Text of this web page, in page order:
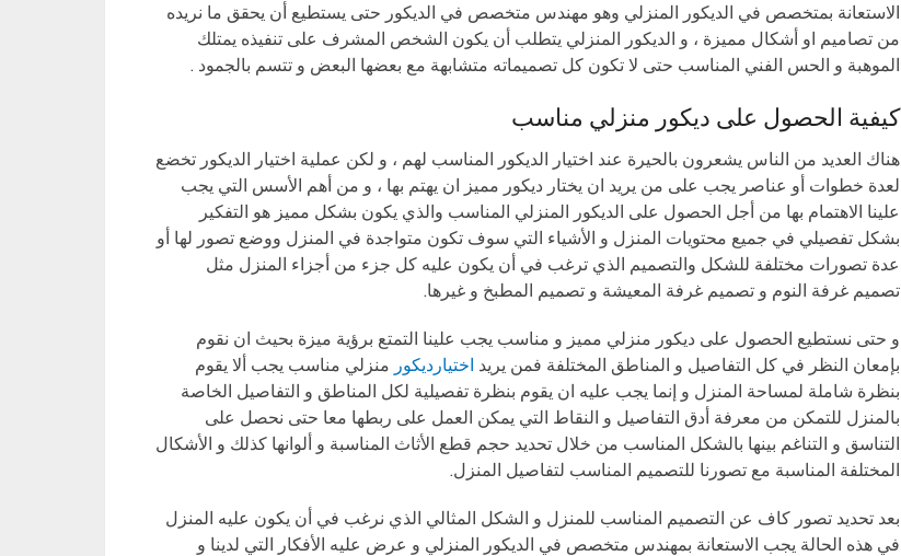
الاستعانة بمتخصص في الديكور المنزلي وهو مهندس متخصص في الديكور حتى يستطيع أن يحقق ما نريده
من تصاميم او أشكال مميزة ، و الديكور المنزلي يتطلب أن يكون الشخص المشرف على تنفيذه يمتلك
الموهبة و الحس الفني المناسب حتى لا تكون كل تصميماته متشابهة مع بعضها البعض و تتسم بالجمود .
كيفية الحصول على ديكور منزلي مناسب
هناك العديد من الناس يشعرون بالحيرة عند اختيار الديكور المناسب لهم ، و لكن عملية اختيار الديكور تخضع
لعدة خطوات أو عناصر يجب على من يريد ان يختار ديكور مميز ان يهتم بها ، و من أهم الأسس التي يجب
علينا الاهتمام بها من أجل الحصول على الديكور المنزلي المناسب والذي يكون بشكل مميز هو التفكير
بشكل تفصيلي في جميع محتويات المنزل و الأشياء التي سوف تكون متواجدة في المنزل ووضع تصور لها أو
عدة تصورات مختلفة للشكل والتصميم الذي ترغب في أن يكون عليه كل جزء من أجزاء المنزل مثل
تصميم غرفة النوم و تصميم غرفة المعيشة و تصميم المطبخ و غيرها.
و حتى نستطيع الحصول على ديكور منزلي مميز و مناسب يجب علينا التمتع برؤية ميزة بحيث ان نقوم
بإمعان النظر في كل التفاصيل و المناطق المختلفة فمن يريد اختيارديكور منزلي مناسب يجب ألا يقوم
بنظرة شاملة لمساحة المنزل و إنما يجب عليه ان يقوم بنظرة تفصيلية لكل المناطق و التفاصيل الخاصة
بالمنزل للتمكن من معرفة أدق التفاصيل و النقاط التي يمكن العمل على ربطها معا حتى نحصل على
التناسق و التناغم بينها بالشكل المناسب من خلال تحديد حجم قطع الأثاث المناسبة و ألوانها كذلك و الأشكال
المختلفة المناسبة مع تصورنا للتصميم المناسب لتفاصيل المنزل.
بعد تحديد تصور كاف عن التصميم المناسب للمنزل و الشكل المثالي الذي نرغب في أن يكون عليه المنزل
في هذه الحالة يجب الاستعانة بمهندس متخصص في الديكور المنزلي و عرض عليه الأفكار التي لدينا و